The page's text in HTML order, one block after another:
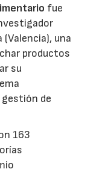
fue
una
productos
su
de
163